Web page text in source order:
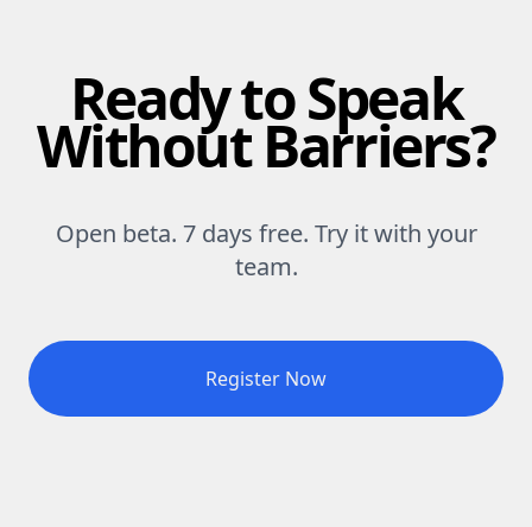
Ready to Speak
Without Barriers?
Open beta. 7 days free. Try it with your
team.
Register Now